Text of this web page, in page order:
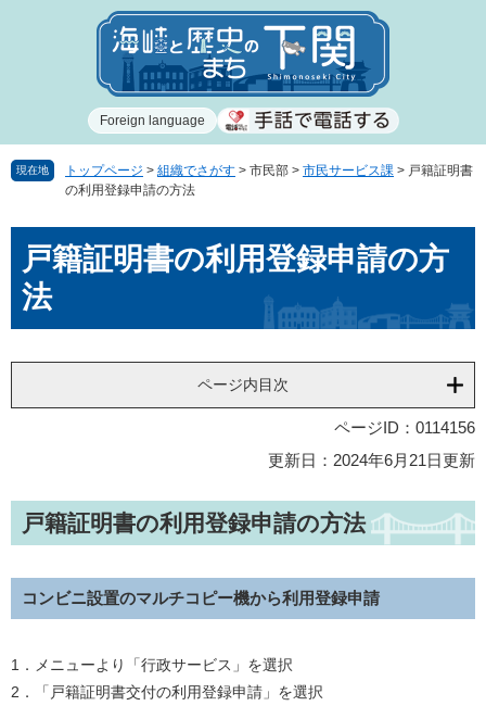
で
ば
Foreign language
現在地 トップページ > 組織でさがす > 市民部 > 市民サービス課 > 戸籍証明書
の利用登録申請の方法
戸籍証明書の利用登録申請の方
法
ページ内目次
ページID：0114156
更新日：2024年6月21日更新
戸籍証明書の利用登録申請の方法
コンビニ設置のマルチコピー機から利用登録申請
1．メニューより「行政サービス」を選択
2．「戸籍証明書交付の利用登録申請」を選択